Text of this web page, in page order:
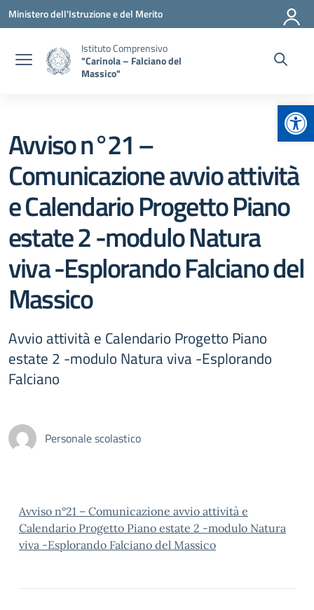
Vai ai contenuti
Vai al menu di navigazione
Vai al footer
Ministero dell'Istruzione e del Merito
Istituto Comprensivo
"Carinola – Falciano del
Massico"
Avviso n°21 –
Comunicazione avvio attività
e Calendario Progetto Piano
estate 2 -modulo Natura
viva -Esplorando Falciano del
Massico
Avvio attività e Calendario Progetto Piano
estate 2 -modulo Natura viva -Esplorando
Falciano
Personale scolastico
Avviso n°21 – Comunicazione avvio attività e
Calendario Progetto Piano estate 2 -modulo Natura
viva -Esplorando Falciano del Massico